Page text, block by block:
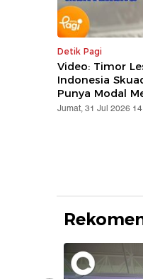
Detik Pagi
Video: Timor
Indonesia
Punya Modal
Jumat, 31 Jul 2026